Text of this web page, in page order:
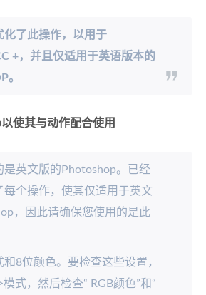
化了此操作，以用于
+，并且仅适用于英语版本的
。
使其与动作配合使用
是英文版的Photoshop。已经
每个操作，使其仅适用于英文
，因此请确保您使用的是此
和8位颜色。要检查这些设置，
式，然后检查“ RGB颜色”和“